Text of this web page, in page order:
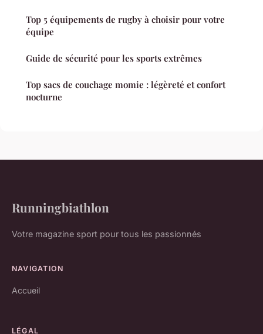
Top 5 équipements de rugby à choisir pour votre
équipe
Guide de sécurité pour les sports extrêmes
Top sacs de couchage momie : légèreté et confort
nocturne
Runningbiathlon
Votre magazine sport pour tous les passionnés
NAVIGATION
Accueil
LÉGAL